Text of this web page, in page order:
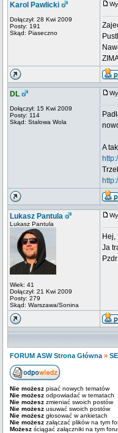
Karol Pawlicki
Dołączył: 28 Kwi 2009
Posty: 191
Skąd: Piaseczno
DL
Dołączył: 15 Kwi 2009
Posty: 114
Skąd: Stalowa Wola
A
Lukasz Pantula
Lukasz Pantula
Wiek: 41
Dołączył: 21 Kwi 2009
Posty: 279
Skąd: Warszawa/Sonina
Hej,
Ja
Pzdr
FORUM ASW Strona Główna »
Nie możesz pisać nowych tematów
Nie możesz odpowiadać w tematach
Nie możesz zmieniać swoich postów
Nie możesz usuwać swoich postów
Nie możesz głosować w ankietach
Nie możesz załączać plików na tym
Możesz ściągać załączniki na tym